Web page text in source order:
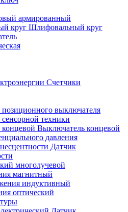
армированный
Шлифовальный круг
Счетчики
позиционного выключателя
техники
Выключатель концевой
давления
Датчик
многолучевой
магнитный
индуктивный
оптический